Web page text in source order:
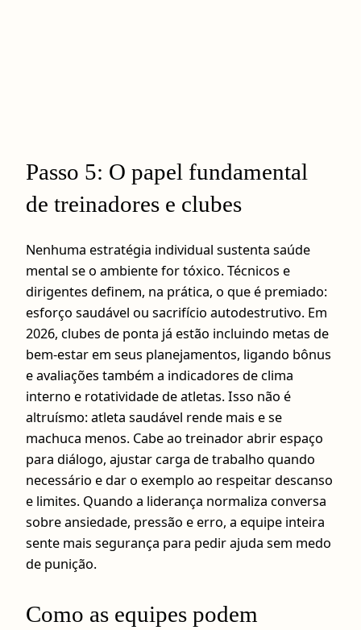
Passo 5: O papel fundamental
de treinadores e clubes
Nenhuma estratégia individual sustenta saúde
mental se o ambiente for tóxico. Técnicos e
dirigentes definem, na prática, o que é premiado:
esforço saudável ou sacrifício autodestrutivo. Em
2026, clubes de ponta já estão incluindo metas de
bem-estar em seus planejamentos, ligando bônus
e avaliações também a indicadores de clima
interno e rotatividade de atletas. Isso não é
altruísmo: atleta saudável rende mais e se
machuca menos. Cabe ao treinador abrir espaço
para diálogo, ajustar carga de trabalho quando
necessário e dar o exemplo ao respeitar descanso
e limites. Quando a liderança normaliza conversa
sobre ansiedade, pressão e erro, a equipe inteira
sente mais segurança para pedir ajuda sem medo
de punição.
Como as equipes podem